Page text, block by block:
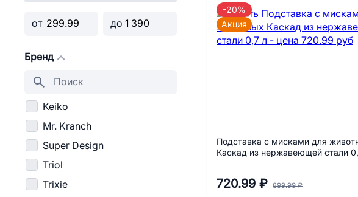
от до
Бренд
Keiko
Mr. Kranch
Super Design
Triol
Trixie
Подставка с мисками для
Каскад из нержавеющей стали
720.99 ₽ 899.99 ₽
-20%
Акция